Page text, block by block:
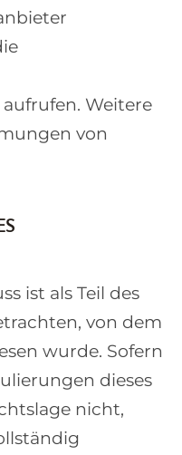
Weitere
von
ist als Teil des
von dem
wurde. Sofern
dieses
nicht,